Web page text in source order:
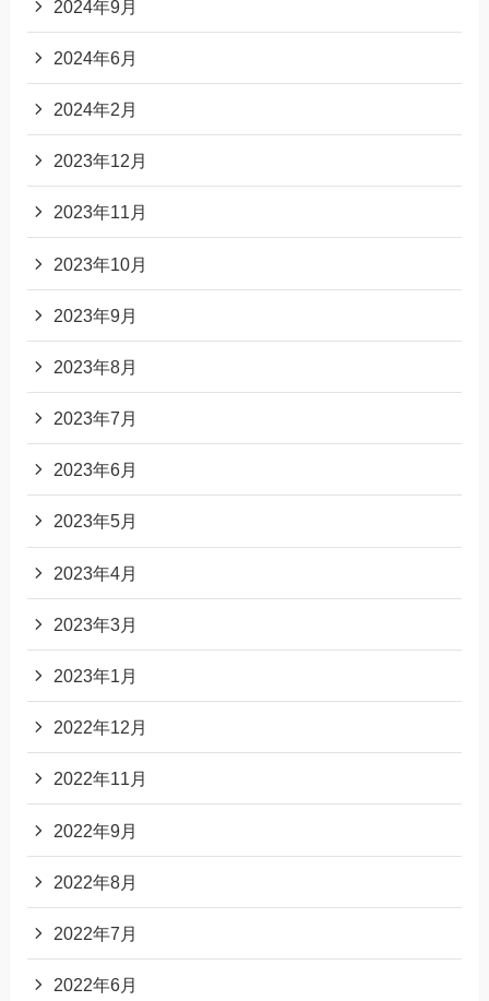
2024年9月
2024年6月
2024年2月
2023年12月
2023年11月
2023年10月
2023年9月
2023年8月
2023年7月
2023年6月
2023年5月
2023年4月
2023年3月
2023年1月
2022年12月
2022年11月
2022年9月
2022年8月
2022年7月
2022年6月